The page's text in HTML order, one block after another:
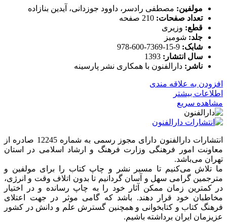
مولفین: مصطفی رادسر، داوود جوزدانی، آیدین بنازاده
تعداد صفحات:
قطع: وزیری
جلد: شومیز
شابک:
سال انتشار:
ناشر: دارالفنون با همکاری نشر پارسینه
افزودن به علاقه مندی
اطلاعات بیشتر
مشاهده سریع
انتشارات دارالفنون دارای مجوز رسمی به شماره 12245 صادره از
معاونت امور فرهنگی وزارت فرهنگ و ارشاد اسلامی در استان
تهران می‌باشد.
ما تلاش می‌کنیم تا مسیر نشر و چاپ کتاب را برای مولفین و
مترجمین گرامی سهل و آسان گردانیم تا بدون اتلاف وقت و انرژی،
در کمترین زمان ممکن آثار خود را به چاپ رسانده و در اختیار
مخاطبان خود قرار دهند. باشد که گامی موثر در جهت اعتلای
فرهنگ کتاب و کتابخوانی و همچنین گسترش علم و دانش در کشور
عزیزمان ایران برداشته باشیم.